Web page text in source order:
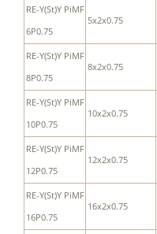
RE-Y(St)Y PiMF
6P0.75
5x2x0.75
RE-Y(St)Y PiMF
8P0.75
8x2x0.75
RE-Y(St)Y PiMF
10P0.75
10x2x0.75
RE-Y(St)Y PiMF
12P0.75
12x2x0.75
RE-Y(St)Y PiMF
16P0.75
16x2x0.75